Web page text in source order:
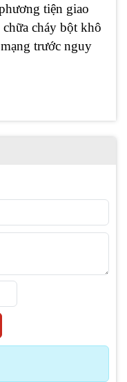
tiện giao
cháy bột khô
trước nguy